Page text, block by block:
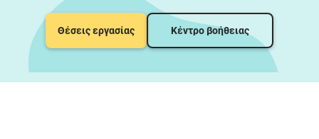
Θέσεις εργασίας Κέντρο βοήθειας